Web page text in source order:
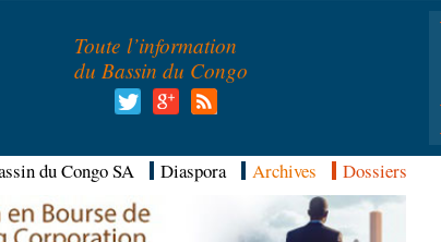
Toute l’information
du Bassin du Congo
du Congo SA Diaspora Archives Dossiers